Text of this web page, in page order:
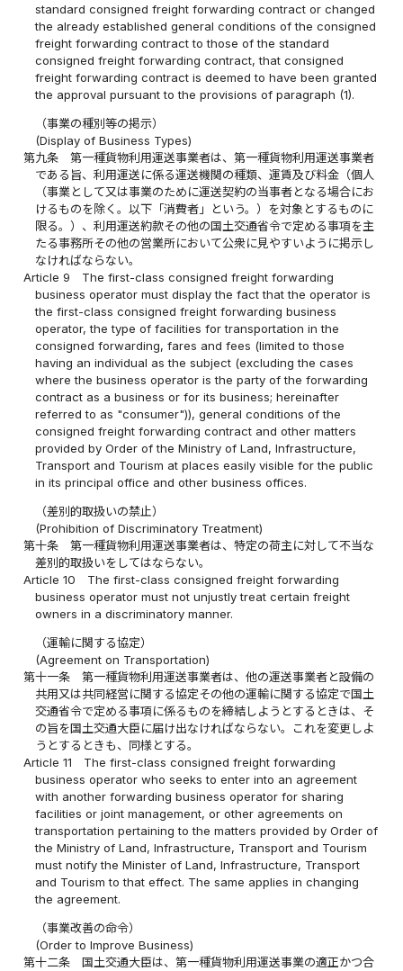
standard consigned freight forwarding contract or changed
the already established general conditions of the consigned
freight forwarding contract to those of the standard
consigned freight forwarding contract, that consigned
freight forwarding contract is deemed to have been granted
the approval pursuant to the provisions of paragraph (1).
（事業の種別等の掲示）
(Display of Business Types)
第九条
第一種貨物利用運送事業者は、第一種貨物利用運送事業者
である旨、利用運送に係る運送機関の種類、運賃及び料金（個人
（事業として又は事業のために運送契約の当事者となる場合にお
けるものを除く。以下「消費者」という。）を対象とするものに
限る。）、利用運送約款その他の国土交通省令で定める事項を主
たる事務所その他の営業所において公衆に見やすいように掲示し
なければならない。
Article 9
The first-class consigned freight forwarding
business operator must display the fact that the operator is
the first-class consigned freight forwarding business
operator, the type of facilities for transportation in the
consigned forwarding, fares and fees (limited to those
having an individual as the subject (excluding the cases
where the business operator is the party of the forwarding
contract as a business or for its business; hereinafter
referred to as "consumer")), general conditions of the
consigned freight forwarding contract and other matters
provided by Order of the Ministry of Land, Infrastructure,
Transport and Tourism at places easily visible for the public
in its principal office and other business offices.
（差別的取扱いの禁止）
(Prohibition of Discriminatory Treatment)
第十条
第一種貨物利用運送事業者は、特定の荷主に対して不当な
差別的取扱いをしてはならない。
Article 10
The first-class consigned freight forwarding
business operator must not unjustly treat certain freight
owners in a discriminatory manner.
（運輸に関する協定）
(Agreement on Transportation)
第十一条
第一種貨物利用運送事業者は、他の運送事業者と設備の
共用又は共同経営に関する協定その他の運輸に関する協定で国土
交通省令で定める事項に係るものを締結しようとするときは、そ
の旨を国土交通大臣に届け出なければならない。これを変更しよ
うとするときも、同様とする。
Article 11
The first-class consigned freight forwarding
business operator who seeks to enter into an agreement
with another forwarding business operator for sharing
facilities or joint management, or other agreements on
transportation pertaining to the matters provided by Order of
the Ministry of Land, Infrastructure, Transport and Tourism
must notify the Minister of Land, Infrastructure, Transport
and Tourism to that effect. The same applies in changing
the agreement.
（事業改善の命令）
(Order to Improve Business)
第十二条
国土交通大臣は、第一種貨物利用運送事業の適正かつ合